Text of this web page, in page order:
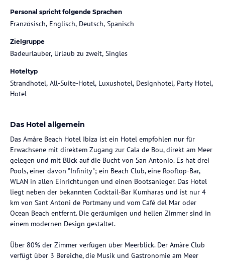
Personal spricht folgende Sprachen
Französisch, Englisch, Deutsch, Spanisch
Zielgruppe
Badeurlauber, Urlaub zu zweit, Singles
Hoteltyp
Strandhotel, All-Suite-Hotel, Luxushotel, Designhotel, Party Hotel,
Hotel
Das Hotel allgemein
Das Amàre Beach Hotel Ibiza ist ein Hotel empfohlen nur für
Erwachsene mit direktem Zugang zur Cala de Bou, direkt am Meer
gelegen und mit Blick auf die Bucht von San Antonio. Es hat drei
Pools, einer davon "Infinity"; ein Beach Club, eine Rooftop-Bar,
WLAN in allen Einrichtungen und einen Bootsanleger. Das Hotel
liegt neben der bekannten Cocktail-Bar Kumharas und ist nur 4
km von Sant Antoni de Portmany und vom Café del Mar oder
Ocean Beach entfernt. Die geräumigen und hellen Zimmer sind in
einem modernen Design gestaltet.
Über 80% der Zimmer verfügen über Meerblick. Der Amàre Club
verfügt über 3 Bereiche, die Musik und Gastronomie am Meer